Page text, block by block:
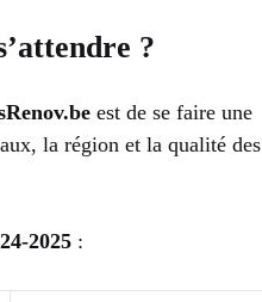
?
est de se faire une
la région et la qualité des
2025 :